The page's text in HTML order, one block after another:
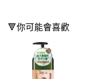
🔻你可能會喜歡